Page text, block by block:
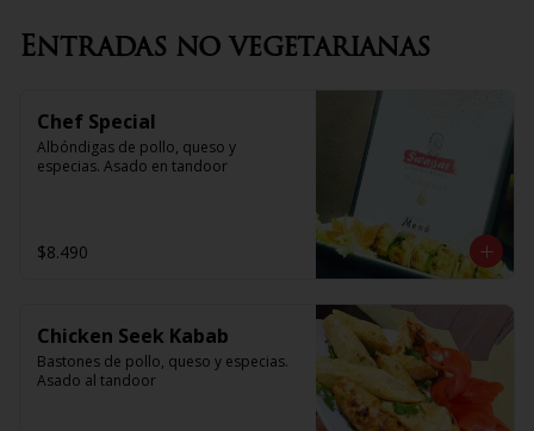
Entradas no vegetarianas
Chef Special
Albóndigas de pollo, queso y
especias. Asado en tandoor
$8.490
Chicken Seek Kabab
Bastones de pollo, queso y especias.
Asado al tandoor